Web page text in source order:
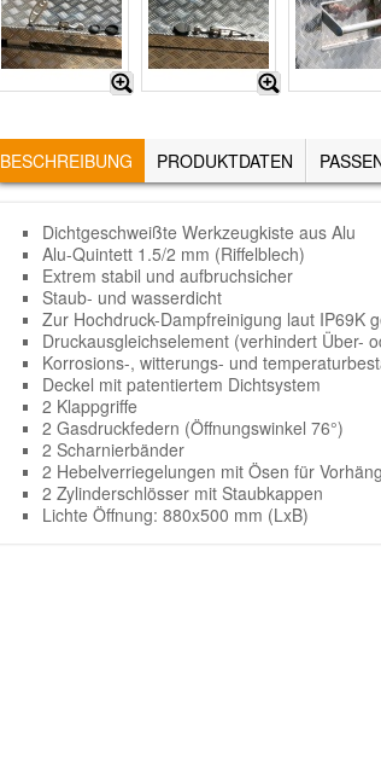
TABS
BESCHREIBUNG (AKTIVER
REITER)
PRODUKTDATEN
Dichtgeschweißte Werkzeugkiste aus Alu
Alu-Quintett 1.5/2 mm (Riffelblech)
Extrem stabil und aufbruchsicher
Staub- und wasserdicht
Zur Hochdruck-Dampfreinigung laut IP69K
Druckausgleichselement (verhindert Über-
Korrosions-, witterungs- und
Deckel mit patentiertem Dichtsystem
2 Klappgriffe
2 Gasdruckfedern (Öffnungswinkel 76°)
2 Scharnierbänder
2 Hebelverriegelungen mit Ösen für
2 Zylinderschlösser mit Staubkappen
Lichte Öffnung: 880x500 mm (LxB)